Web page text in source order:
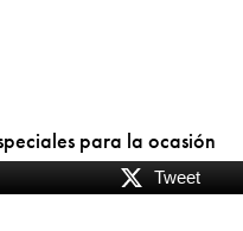
para la ocasión
Tweet